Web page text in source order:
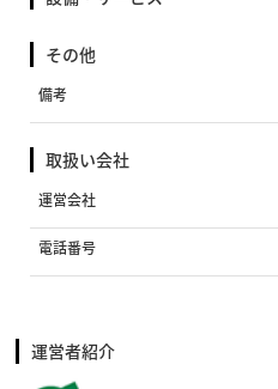
その他
備考
取扱い会社
運営会社
電話番号
運営者紹介